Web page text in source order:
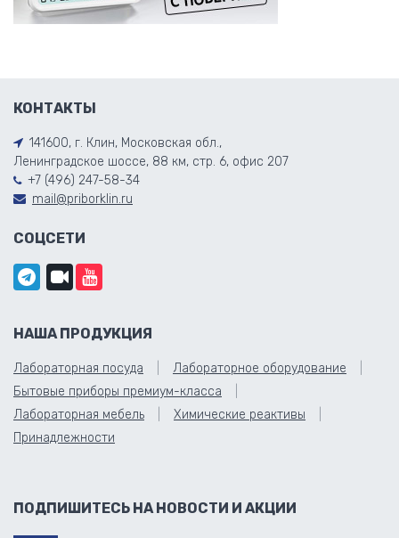
КОНТАКТЫ
141600, г. Клин, Московская обл.,
Ленинградское шоссе, 88 км, стр. 6, офис 207
+7 (496) 247-58-34
mail@priborklin.ru
СОЦСЕТИ
НАША ПРОДУКЦИЯ
Лабораторная посуда
Лабораторное оборудование
Бытовые приборы премиум-класса
Лабораторная мебель
Химические реактивы
Принадлежности
ПОДПИШИТЕСЬ НА НОВОСТИ И АКЦИИ